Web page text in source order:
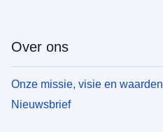
Over ons
Onze missie, visie en waarden
Nieuwsbrief